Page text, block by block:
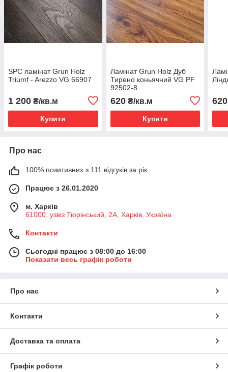
SPC ламінат Grun Holz
Triumf - Arezzo VG 66907
1 200 ₴/кв.м
Купити
Ламінат Grun Holz Дуб
Тирено коньячний VG PF
92502-8
620₴/кв.м
Купити
620
Про нас
100% позитивних з 111 відгуків за рік
Працює з 26.01.2020
м. Харків
61000, узвіз Тюрінський, 2А, Харків, Україна
Контакти
Сьогодні працює з 08:00 до 16:00
Показати весь графік роботи
Про нас
Контакти
Доставка та оплата
Графік роботи